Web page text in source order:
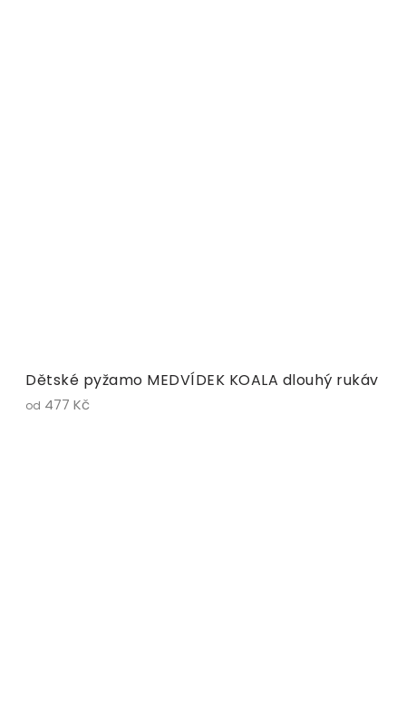
Dětské pyžamo MEDVÍDEK KOALA dlouhý rukáv
od 477 Kč